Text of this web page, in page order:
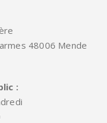
48006 Mende
: